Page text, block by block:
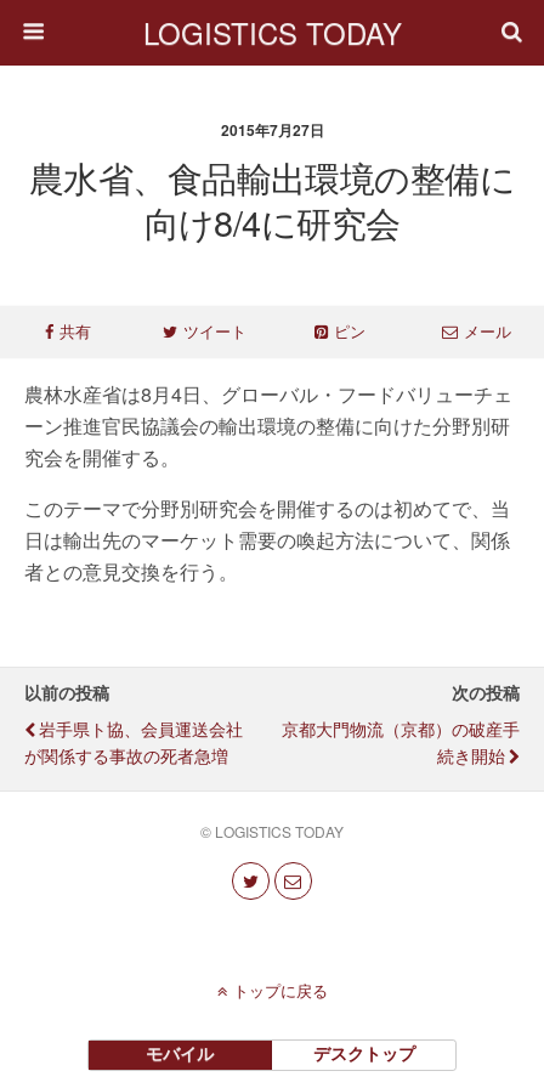
LOGISTICS TODAY
2015年7月27日
農水省、食品輸出環境の整備に
向け8/4に研究会
共有 ツイート ピン メール
農林水産省は8月4日、グローバル・フードバリューチェ
ーン推進官民協議会の輸出環境の整備に向けた分野別研
究会を開催する。
このテーマで分野別研究会を開催するのは初めてで、当
日は輸出先のマーケット需要の喚起方法について、関係
者との意見交換を行う。
以前の投稿
岩手県ト協、会員運送会社
が関係する事故の死者急増
次の投稿
京都大門物流（京都）の破産手
続き開始
© LOGISTICS TODAY
トップに戻る
モバイル デスクトップ